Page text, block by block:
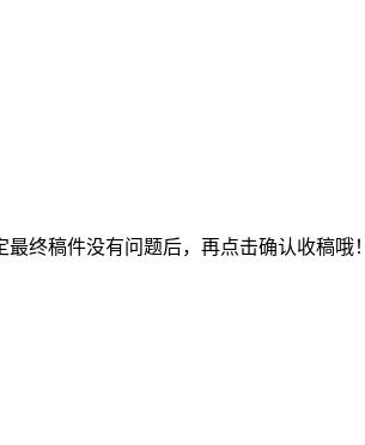
终稿件没有问题后，再点击确认收稿哦！